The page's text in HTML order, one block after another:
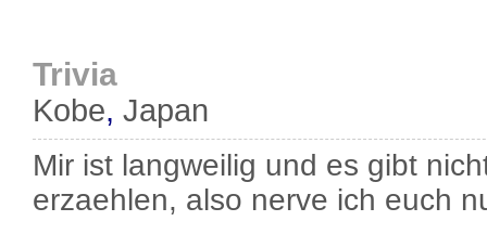
Trivia
Kobe, Japan
Mir ist langweilig und es gibt
erzaehlen, also nerve ich euch